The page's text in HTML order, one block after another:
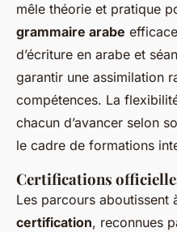
mêle théorie et pratique
grammaire arabe
d’écriture en arabe et
garantir une assimilation
compétences. La
chacun d’avancer selon
le cadre de formations
Certifications
Les parcours aboutissent
certification, reconnues